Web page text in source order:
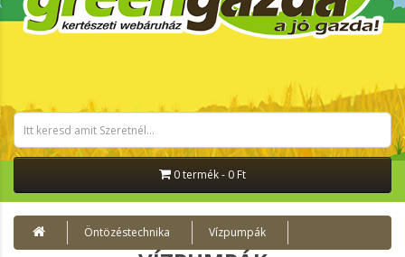
0 termék - 0 Ft
Öntözéstechnika Vízpumpák